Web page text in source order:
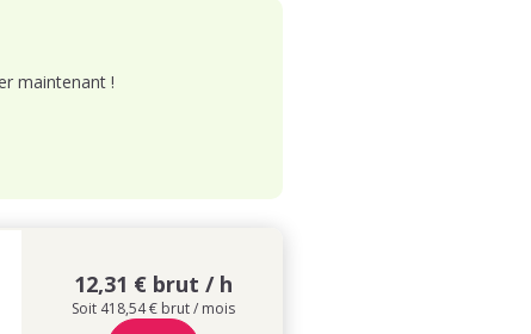
maintenant !
12,31 € brut / h
Soit 418,54 € brut / mois